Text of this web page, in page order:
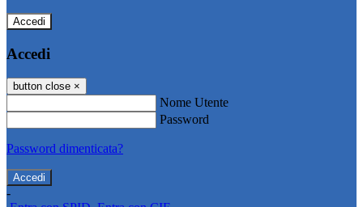
Accedi
Accedi
button close ×
Nome Utente
Password
Password dimenticata?
-